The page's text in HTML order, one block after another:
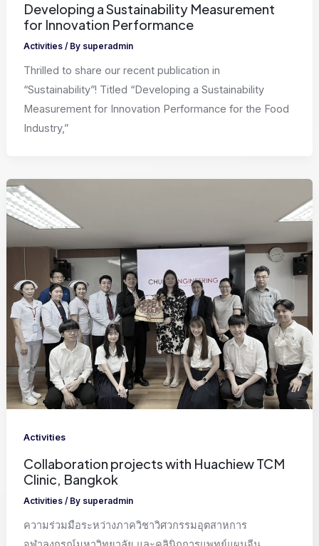
Developing a Sustainability Measurement
for Innovation Performance
Activities / By superadmin
Thrilled to share our recent publication in
“Sustainability”! Titled “Developing a Sustainability
Measurement for Innovation Performance for the Food
Industry,”
Activities
Collaboration projects with Huachiew TCM
Clinic, Bangkok
Activities / By superadmin
ความร่วมมือระหว่างภาควิชาวิศวกรรมอุตสาหการ